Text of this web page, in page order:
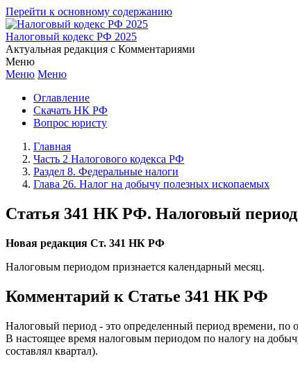
Перейти к основному содержанию
Налоговый кодекс РФ 2025
Актуальная редакция с Комментариями
Меню
Меню Меню
Оглавление
Скачать НК РФ
Вопрос юристу
Главная
Часть 2 Налогового кодекса РФ
Раздел 8. Федеральные налоги
Глава 26. Налог на добычу полезных ископаемых
Статья 341 НК РФ. Налоговый период
Новая редакция Ст. 341 НК РФ
Налоговым периодом признается календарный месяц.
Комментарий к Статье 341 НК РФ
Налоговый период - это определенный период времени, по
В настоящее время налоговым периодом по налогу на
составлял квартал).